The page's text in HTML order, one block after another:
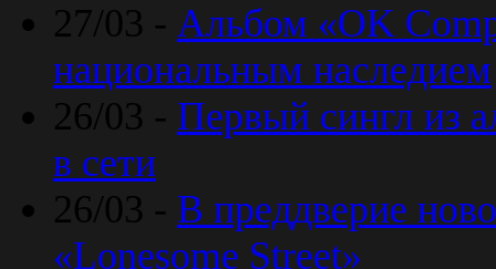
27/03 - Альбом «OK
национальным наследием
26/03 - Первый сингл из
в сети
26/03 - В преддверие
«Lonesome Street»